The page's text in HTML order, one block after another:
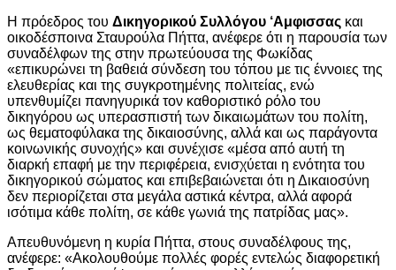
Η πρόεδρος του Δικηγορικού Συλλόγου ‘Αμφισσας και
οικοδέσποινα Σταυρούλα Πήττα, ανέφερε ότι η παρουσία των
συναδέλφων της στην πρωτεύουσα της Φωκίδας
«επικυρώνει τη βαθειά σύνδεση του τόπου με τις έννοιες της
ελευθερίας και της συγκροτημένης πολιτείας, ενώ
υπενθυμίζει πανηγυρικά τον καθοριστικό ρόλο του
δικηγόρου ως υπερασπιστή των δικαιωμάτων του πολίτη,
ως θεματοφύλακα της δικαιοσύνης, αλλά και ως παράγοντα
κοινωνικής συνοχής» και συνέχισε «μέσα από αυτή τη
διαρκή επαφή με την περιφέρεια, ενισχύεται η ενότητα του
δικηγορικού σώματος και επιβεβαιώνεται ότι η Δικαιοσύνη
δεν περιορίζεται στα μεγάλα αστικά κέντρα, αλλά αφορά
ισότιμα κάθε πολίτη, σε κάθε γωνιά της πατρίδας μας».
Απευθυνόμενη η κυρία Πήττα, στους συναδέλφους της,
ανέφερε: «Ακολουθούμε πολλές φορές εντελώς διαφορετική